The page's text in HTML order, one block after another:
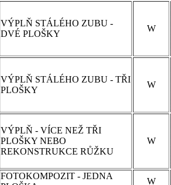
VÝPLŇ STÁLÉHO ZUBU -
DVÉ PLOŠKY
W
VÝPLŇ STÁLÉHO ZUBU - TŘI
PLOŠKY
W
VÝPLŇ - VÍCE NEŽ TŘI
PLOŠKY NEBO
REKONSTRUKCE RŮŽKU
W
FOTOKOMPOZIT - JEDNA
W